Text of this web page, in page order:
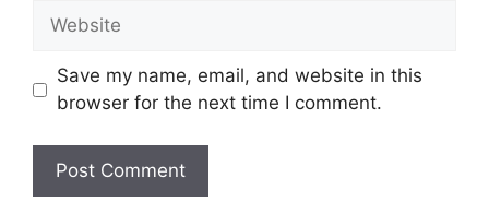
Website
Save my name, email, and website in this
browser for the next time I comment.